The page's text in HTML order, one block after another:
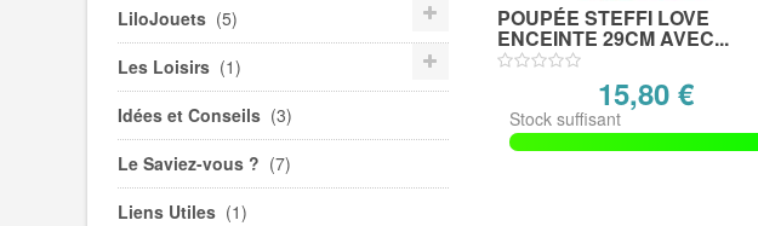
LiloJouets (5)
Les Loisirs (1)
Idées et Conseils (3)
Le Saviez-vous ? (7)
Liens Utiles (1)
POUPÉE STEFFI LOVE
ENCEINTE 29CM AVEC...
15,80 €
Stock suffisant